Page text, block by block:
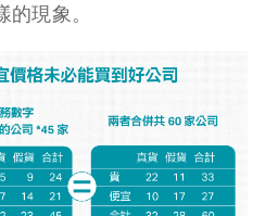
現象。